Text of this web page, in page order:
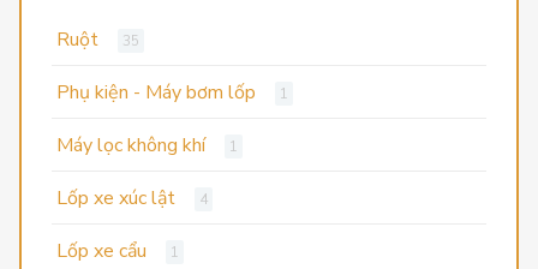
Ruột 35
Phụ kiện - Máy bơm lốp 1
Máy lọc không khí 1
Lốp xe xúc lật 4
Lốp xe cẩu 1